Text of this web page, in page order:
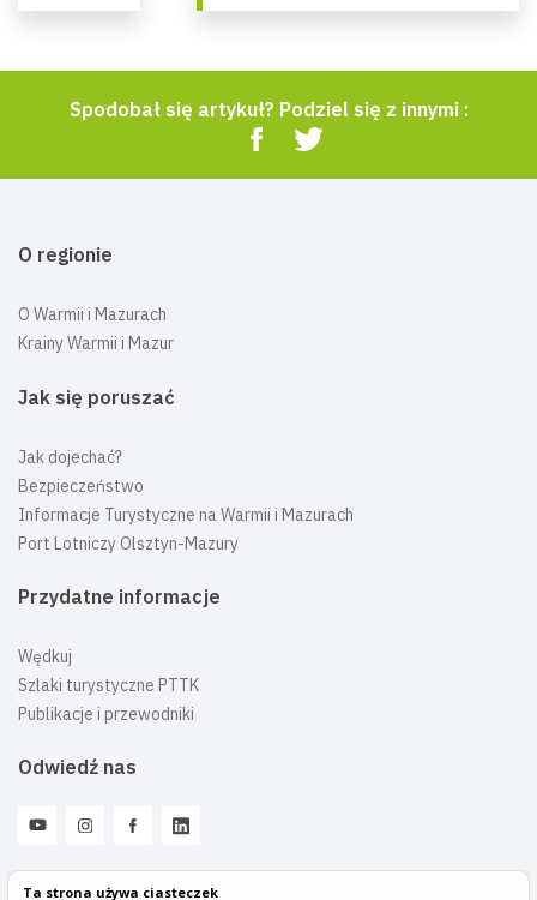
Ta strona używa ciasteczek
Spodobał się artykuł? Podziel się z innymi :
O regionie
O Warmii i Mazurach
Krainy Warmii i Mazur
Jak się poruszać
Jak dojechać?
Bezpieczeństwo
Informacje Turystyczne na Warmii i Mazurach
Port Lotniczy Olsztyn-Mazury
Przydatne informacje
Wędkuj
Szlaki turystyczne PTTK
Publikacje i przewodniki
Odwiedź nas